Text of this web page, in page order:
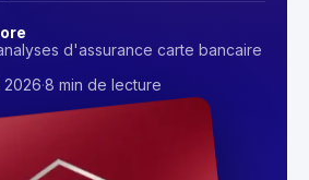
d'assurance carte bancaire
2026·8 min de lecture